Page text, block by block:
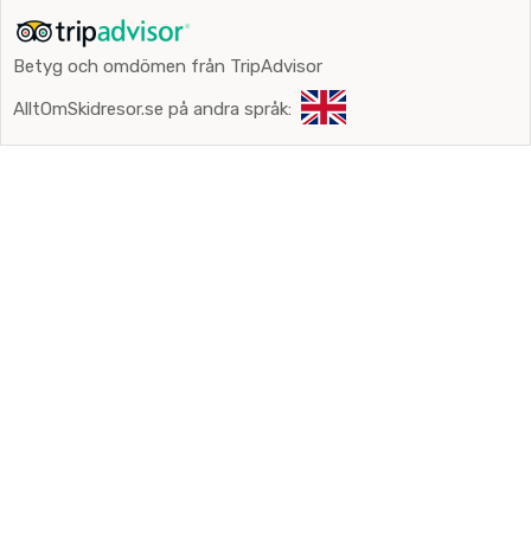
Betyg och omdömen från TripAdvisor
AlltOmSkidresor.se på andra språk: